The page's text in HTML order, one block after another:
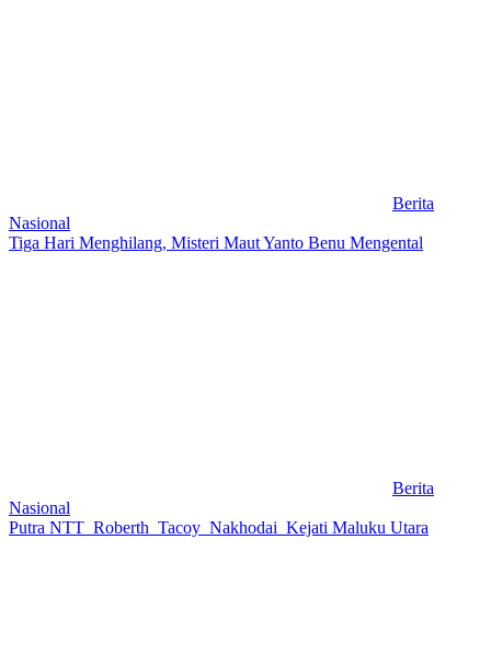
Berita
Nasional
Tiga Hari Menghilang, Misteri Maut Yanto Benu Mengental
Berita
Nasional
Putra NTT Roberth Tacoy Nakhodai Kejati Maluku Utara